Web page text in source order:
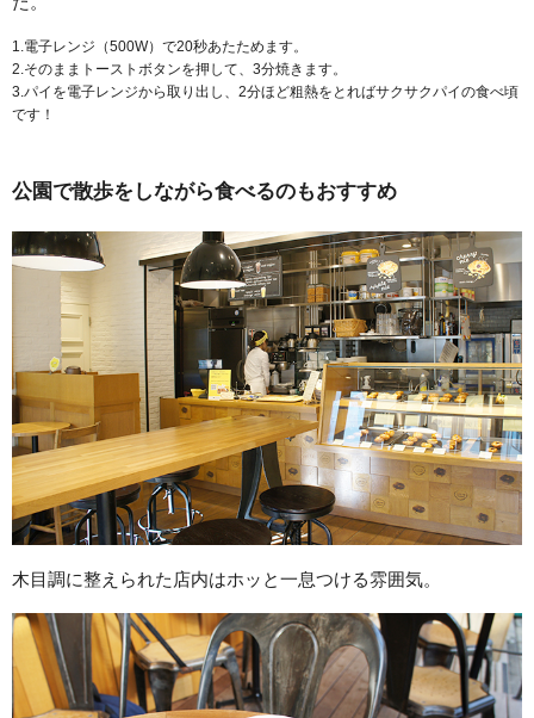
1.電子レンジ（500W）で20秒あたためます。
2.そのままトーストボタンを押して、3分焼きます。
3.パイを電子レンジから取り出し、2分ほど粗熱をとればサクサクパイの食べ頃
です！
公園で散歩をしながら食べるのもおすすめ
木目調に整えられた店内はホッと一息つける雰囲気。